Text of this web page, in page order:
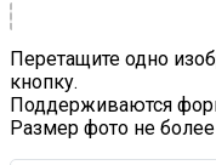
Перетащите одно
кнопку.
Поддерживаются
Размер фото не